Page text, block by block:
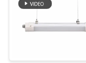
KUALITAS
HUBUNGI